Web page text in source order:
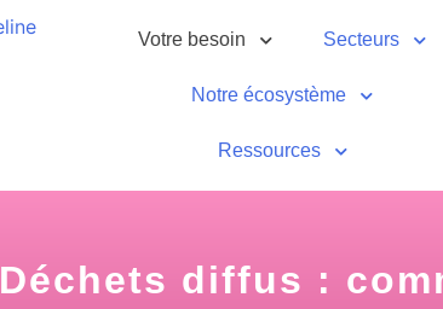
Votre besoin Secteurs
Notre écosystème
Ressources
Déchets diffus :